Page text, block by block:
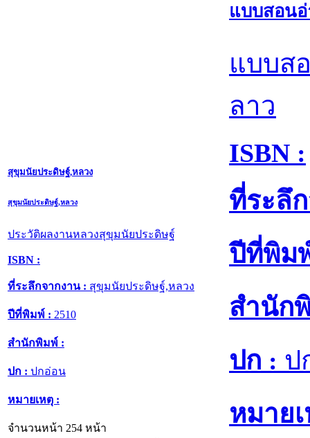
สุขุมนัยประดิษฐ์,หลวง
สุขุมนัยประดิษฐ์,หลวง
ประวัติผลงานหลวงสุขุมนัยประดิษฐ์
ISBN :
ที่ระลึกจากงาน : สุขุมนัยประดิษฐ์,หลวง
ปีที่พิมพ์ : 2510
สำนักพิมพ์ :
ปก : ปกอ่อน
หมายเหตุ :
จำนวนหน้า 254 หน้า
แบบสอน
แบบส
ลาว
ISBN :
ที่ระลึ
ปีที่พิม
สำนัก
ปก : ป
หมาย